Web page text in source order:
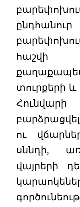
հաշվի
տուրքերի
ու
սննդի,
վայրերի